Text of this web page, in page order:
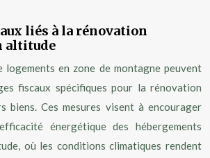
liés à la rénovation
altitude
logements en zone de montagne peuvent
fiscaux spécifiques pour la rénovation
biens. Ces mesures visent à encourager
énergétique des hébergements
où les conditions climatiques rendent